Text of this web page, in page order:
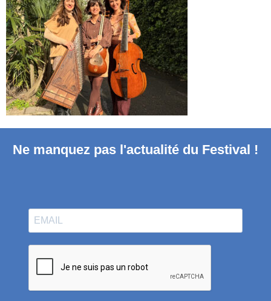
Ne manquez pas l'actualité du Festival !